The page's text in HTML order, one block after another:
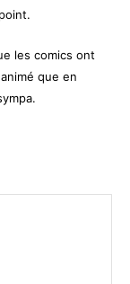
les comics ont
que en